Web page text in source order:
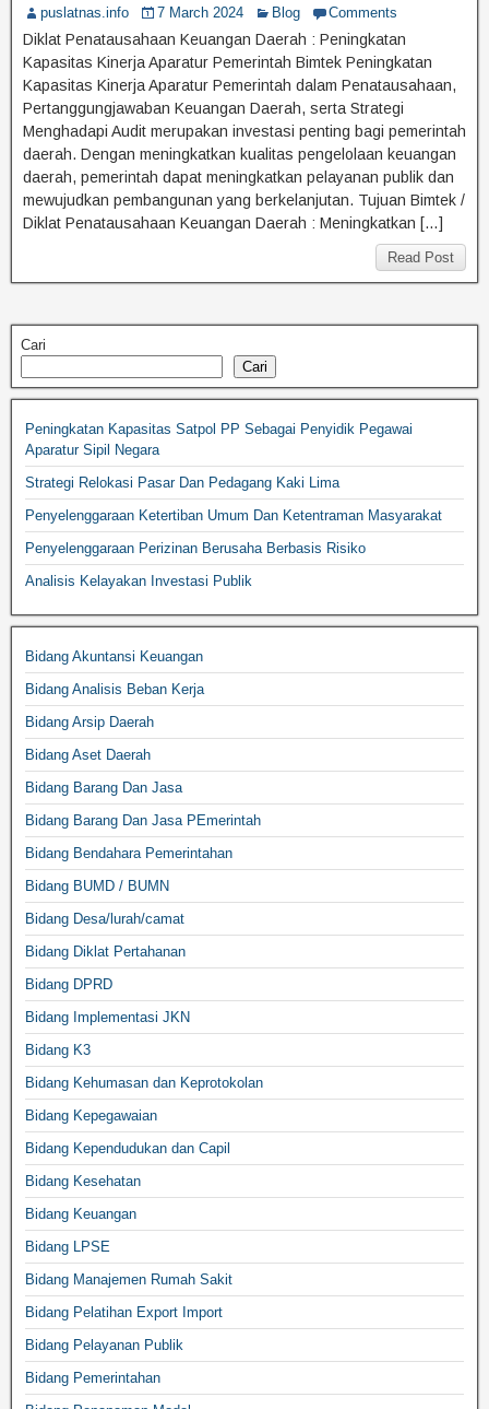
puslatnas.info 7 March 2024 Blog Comments
Diklat Penatausahaan Keuangan Daerah : Peningkatan
Kapasitas Kinerja Aparatur Pemerintah Bimtek Peningkatan
Kapasitas Kinerja Aparatur Pemerintah dalam Penatausahaan,
Pertanggungjawaban Keuangan Daerah, serta Strategi
Menghadapi Audit merupakan investasi penting bagi pemerintah
daerah. Dengan meningkatkan kualitas pengelolaan keuangan
daerah, pemerintah dapat meningkatkan pelayanan publik dan
mewujudkan pembangunan yang berkelanjutan. Tujuan Bimtek /
Diklat Penatausahaan Keuangan Daerah : Meningkatkan […]
Read Post
Cari
Cari
Peningkatan Kapasitas Satpol PP Sebagai Penyidik Pegawai
Aparatur Sipil Negara
Strategi Relokasi Pasar Dan Pedagang Kaki Lima
Penyelenggaraan Ketertiban Umum Dan Ketentraman Masyarakat
Penyelenggaraan Perizinan Berusaha Berbasis Risiko
Analisis Kelayakan Investasi Publik
Bidang Akuntansi Keuangan
Bidang Analisis Beban Kerja
Bidang Arsip Daerah
Bidang Aset Daerah
Bidang Barang Dan Jasa
Bidang Barang Dan Jasa PEmerintah
Bidang Bendahara Pemerintahan
Bidang BUMD / BUMN
Bidang Desa/lurah/camat
Bidang Diklat Pertahanan
Bidang DPRD
Bidang Implementasi JKN
Bidang K3
Bidang Kehumasan dan Keprotokolan
Bidang Kepegawaian
Bidang Kependudukan dan Capil
Bidang Kesehatan
Bidang Keuangan
Bidang LPSE
Bidang Manajemen Rumah Sakit
Bidang Pelatihan Export Import
Bidang Pelayanan Publik
Bidang Pemerintahan